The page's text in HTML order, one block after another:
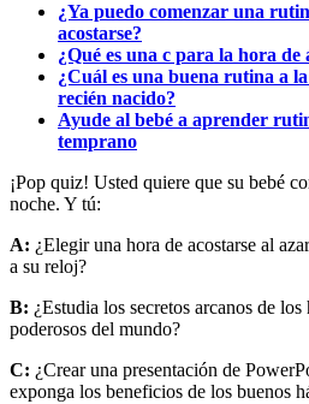
¿Ya puedo comenzar una
acostarse?
¿Qué es una c para la hora de
¿Cuál es una buena rutina a
recién nacido?
Ayude al bebé a aprender
temprano
¡Pop quiz! Usted quiere que su bebé
noche. Y tú:
A: ¿Elegir una hora de acostarse al
a su reloj?
B: ¿Estudia los secretos arcanos de
poderosos del mundo?
C: ¿Crear una presentación de
exponga los beneficios de los buenos